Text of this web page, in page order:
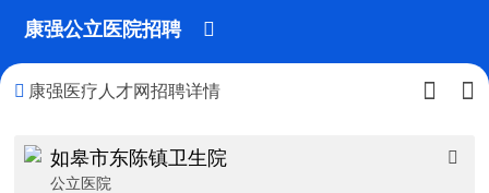
康强公立医院招聘 
 康强医疗人才网招聘详情  
如皋市东陈镇卫生院
公立医院
